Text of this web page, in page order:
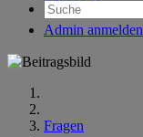
Admin anmelden
Fragen